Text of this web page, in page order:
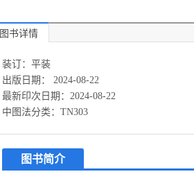
图书详情
装订：平装
出版日期： 2024-08-22
最新印次日期：2024-08-22
中图法分类：TN303
图书简介